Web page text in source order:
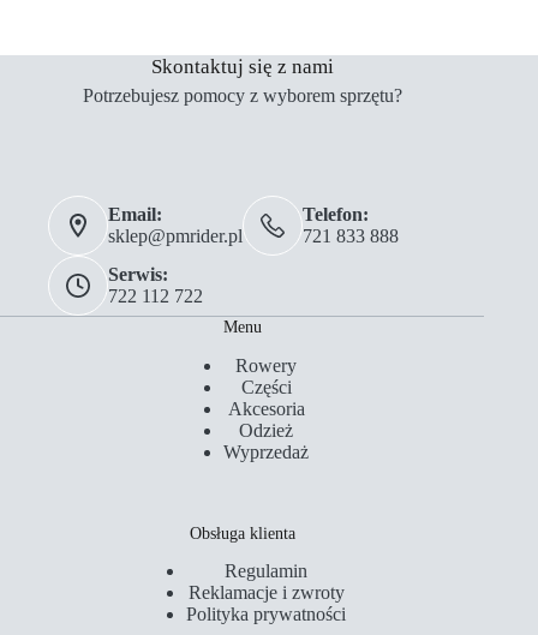
Skontaktuj się z nami
Potrzebujesz pomocy z wyborem sprzętu?
Email:
sklep@pmrider.pl
Telefon:
721 833 888
Serwis:
722 112 722
Menu
Rowery
Części
Akcesoria
Odzież
Wyprzedaż
Obsługa klienta
Regulamin
Reklamacje i zwroty
Polityka prywatności